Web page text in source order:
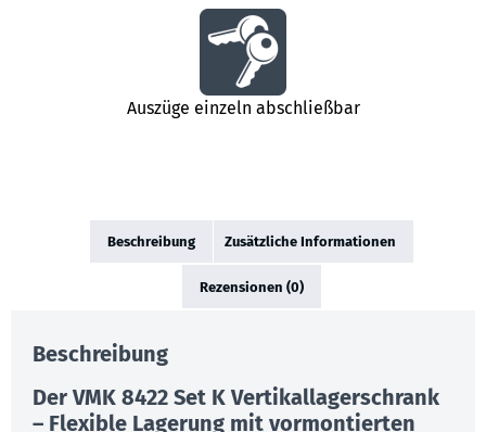
Auszüge einzeln abschließbar
Beschreibung Zusätzliche Informationen
Rezensionen (0)
Beschreibung
Der VMK 8422 Set K Vertikallagerschrank
– Flexible Lagerung mit vormontierten